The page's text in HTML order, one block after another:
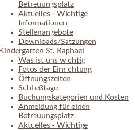
Betreuungsplatz
Aktuelles - Wichtige
Informationen
Stellenangebote
Downloads/Satzungen
Kindergarten St. Raphael
Was ist uns wichtig
Fotos der Einrichtung
Öffnungszeiten
Schließtage
Buchungskategorien und Kosten
Anmeldung für einen
Betreuungsplatz
Aktuelles - Wichtige